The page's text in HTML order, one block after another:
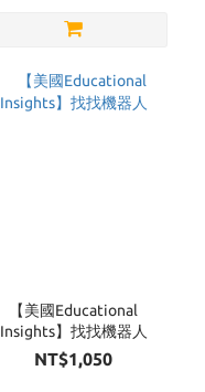
【美國Educational
Insights】找找機器人
NT$1,050